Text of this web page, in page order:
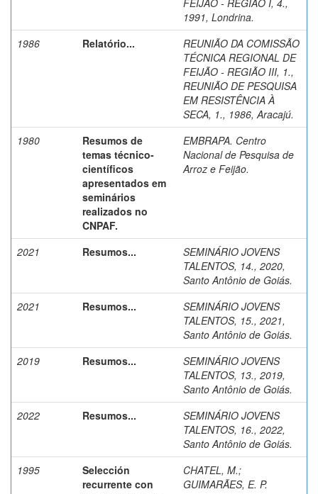
1991, Londrina.
1986
Relatório...
REUNIÃO DA COMISSÃO
TÉCNICA REGIONAL DE
FEIJÃO - REGIÃO III, 1.,
REUNIÃO DE PESQUISA
EM RESISTÊNCIA À
SECA, 1., 1986, Aracajú.
1980
Resumos de
temas técnico-
científicos
apresentados em
seminários
realizados no
CNPAF.
EMBRAPA. Centro
Nacional de Pesquisa de
Arroz e Feijão.
2021 Resumos...
SEMINÁRIO JOVENS
TALENTOS, 14., 2020,
Santo Antônio de Goiás.
2021
Resumos...
SEMINÁRIO JOVENS
TALENTOS, 15., 2021,
Santo Antônio de Goiás.
2019
Resumos...
SEMINÁRIO JOVENS
TALENTOS, 13., 2019,
Santo Antônio de Goiás.
2022
Resumos...
SEMINÁRIO JOVENS
TALENTOS, 16., 2022,
Santo Antônio de Goiás.
1995
Selección
recurrente con
CHATEL, M.;
GUIMARÃES, E. P.